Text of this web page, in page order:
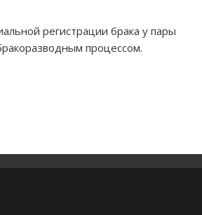
регистрации брака у пары
процессом.